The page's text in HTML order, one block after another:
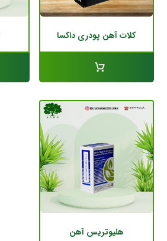
کلات آهن پودری داکسا
هلیوتریس آهن